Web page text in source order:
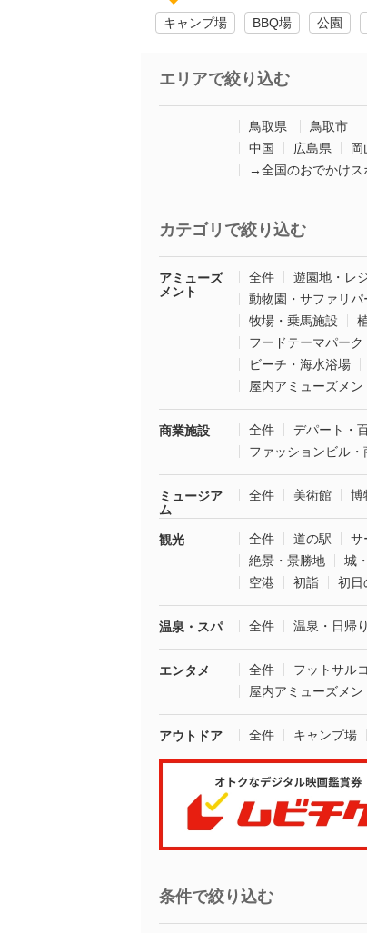
キャンプ場 BBQ場 公園
エリアで絞り込む
鳥取県
鳥取市
中国
広島県 岡
→全国のおでかけス
カテゴリで絞り込む
アミューズ
メント
全件 遊園地・レ
動物園・サファリパ
牧場・乗馬施設
フードテーマパーク
ビーチ・海水浴場
屋内アミューズメン
商業施設 全件 デパート・
ファッションビル・
ミュージア
ム
全件 美術館 博
観光 全件 道の駅 サ
絶景・景勝地
城
空港
初詣 初日
温泉・スパ 全件 温泉・日帰
エンタメ 全件 フットサル
屋内アミューズメン
アウトドア 全件 キャンプ場
条件で絞り込む